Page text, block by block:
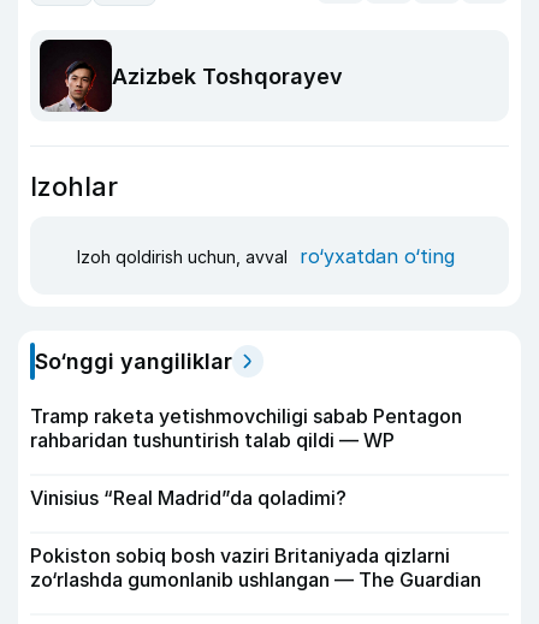
Azizbek Toshqorayev
Izohlar
Izoh qoldirish uchun, avval ro‘yxatdan o‘ting
So‘nggi yangiliklar
Tramp raketa yetishmovchiligi sabab Pentagon
rahbaridan tushuntirish talab qildi — WP
Vinisius “Real Madrid”da qoladimi?
Pokiston sobiq bosh vaziri Britaniyada qizlarni
zo‘rlashda gumonlanib ushlangan — The Guardian